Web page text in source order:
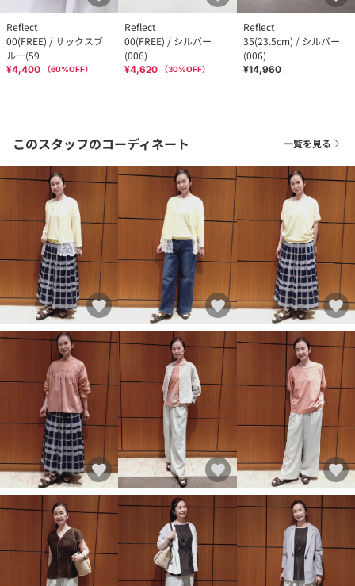
Reflect
00(FREE) / サックスブ
ルー(59
¥4,400 （60%OFF）
Reflect
00(FREE) / シルバー
(006)
¥4,620 （30%OFF）
Reflect
35(23.5cm) / シルバー
(006)
¥14,960
このスタッフのコーディネート 一覧を見る